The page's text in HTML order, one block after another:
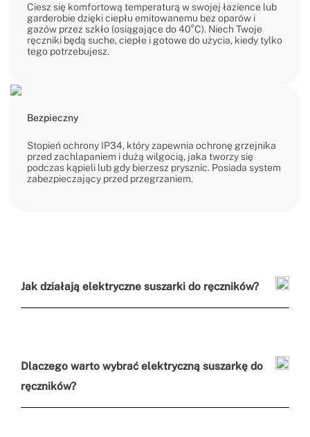
Ciesz się komfortową temperaturą w swojej łazience lub
garderobie dzięki ciepłu emitowanemu bez oparów i
gazów przez szkło (osiągające do 40°C). Niech Twoje
ręczniki będą suche, ciepłe i gotowe do użycia, kiedy tylko
tego potrzebujesz.
Bezpieczny
Stopień ochrony IP34, który zapewnia ochronę grzejnika
przed zachlapaniem i dużą wilgocią, jaka tworzy się
podczas kąpieli lub gdy bierzesz prysznic. Posiada system
zabezpieczający przed przegrzaniem.
Jak działają elektryczne suszarki do ręczników?
Dlaczego warto wybrać elektryczną suszarkę do
ręczników?